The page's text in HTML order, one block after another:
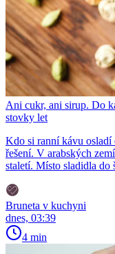
Ani cukr, ani sirup. Do
stovky let
Kdo si ranní kávu osladí
řešení. V arabských
staletí. Místo sladidla do
Bruneta v kuchyni
dnes, 03:39
4 min